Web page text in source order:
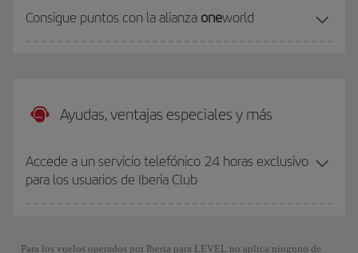
Consigue puntos con la alianza oneworld
Ayudas, ventajas especiales y más
Accede a un servicio telefónico 24 horas exclusivo
para los usuarios de Iberia Club
Para los vuelos operados por Iberia para LEVEL no aplica ninguno de